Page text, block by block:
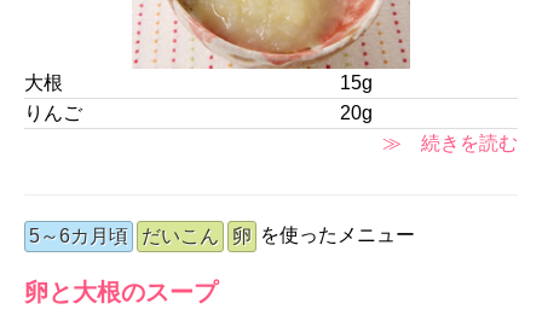
大根
15g
りんご
20g
≫ 続きを読む
5～6カ月頃 だいこん 卵 を使ったメニュー
卵と大根のスープ